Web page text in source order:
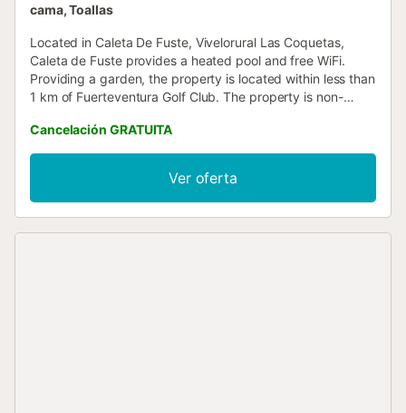
cama, Toallas
Located in Caleta De Fuste, Vivelorural Las Coquetas,
Caleta de Fuste provides a heated pool and free WiFi.
Providing a garden, the property is located within less than
1 km of Fuerteventura Golf Club. The property is non-
Cancelación GRATUITA
Ver oferta